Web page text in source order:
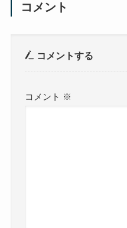
コメント
コメントする
コメント ※